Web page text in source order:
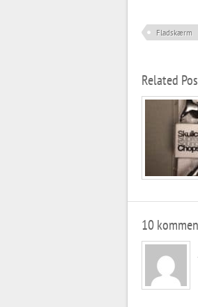
Fladskærm
Related
10